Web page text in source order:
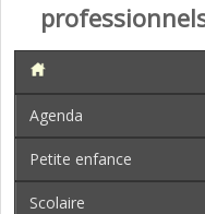
Agenda
Petite enfance
Scolaire